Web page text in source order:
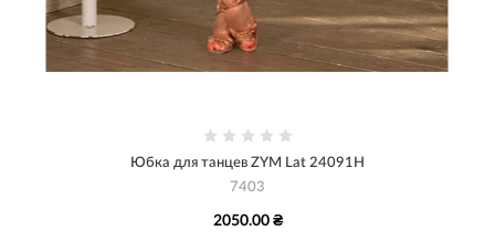
Юбка для танцев ZYM Lat 24091H
7403
2050.00 ₴